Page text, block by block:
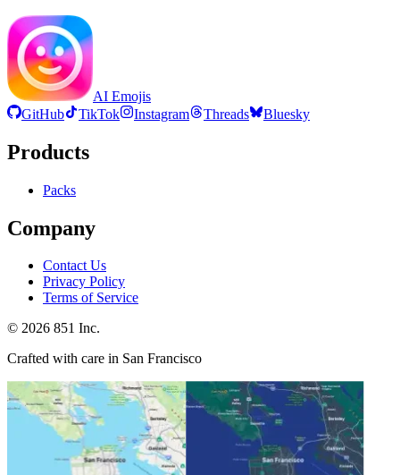
AI Emojis
GitHub
TikTok Instagram Threads Bluesky
Products
Packs
Company
Contact Us
Privacy Policy
Terms of Service
© 2026 851 Inc.
Crafted with care in San Francisco